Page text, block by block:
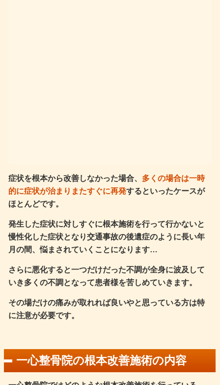
症状を根本から改善しなかった場合、 多くの場合は一時
的に症状が治まりまたすぐに再発するといったケースが
ほとんどです。
発生した症状に対しすぐに根本施術を行って行かないと
慢性化した症状となり交通事故の後遺症のように長い年
月の間、悩まされていくことになります…
さらに悪化すると一つだけだった不調が全身に波及して
いき多くの不調となって患者様を苦しめていきます。
その場だけの痛みが取れれば良いやと思っている方は特
に注意が必要です。
一心整骨院の根本改善施術の内容